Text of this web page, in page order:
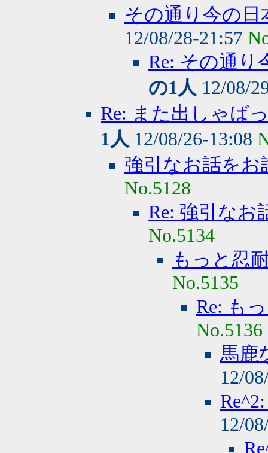
その通り今の
12/08/28-21:57
Re: その通
の1人 12/08/
Re: また出しゃば
1人 12/08/26-13:08
強引なお話をお
No.5128
Re: 強引なお
No.5134
もっと忍
No.5135
Re: も
No.5136
馬鹿
12/
12/